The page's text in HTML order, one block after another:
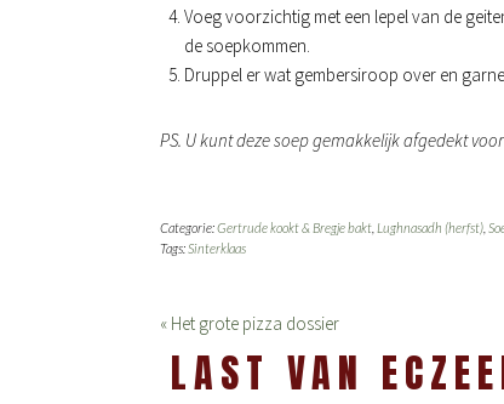
Voeg voorzichtig met een lepel van de
de soepkommen.
Druppel er wat gembersiroop over en
PS. U kunt deze soep gemakkelijk afgedekt
Categorie:Gertrude kookt & Bregje bakt Lughnasadh (herfst)
Tags:Sinterklaas
« Het grote pizza dossier
LAST VAN